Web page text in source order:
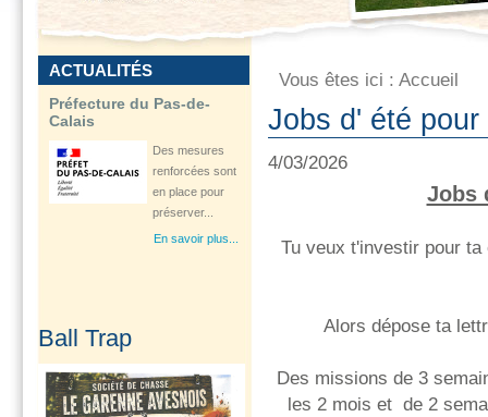
Vous êtes ici : Accueil
Jobs d' été
4/03/2026
Jobs
Tu veux t'investir pour
Alors dépose ta
Des missions de 3
les 2 mois et de 2
ACTUALITÉS
Préfecture du Pas-de-
Calais
Des mesures
renforcées sont
en place pour
préserver...
En savoir plus...
Vacances
Vous partez en
vacances? n'oubliez
pas de vous
Ball Trap